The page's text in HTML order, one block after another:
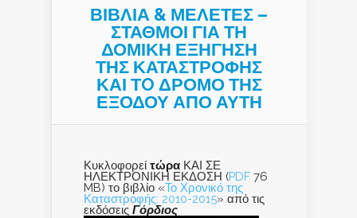
ΒΙΒΛΙΑ & ΜΕΛΕΤΕΣ –
ΣΤΑΘΜΟΙ ΓΙΑ ΤΗ
ΔΟΜΙΚΗ ΕΞΗΓΗΣΗ
ΤΗΣ ΚΑΤΑΣΤΡΟΦΗΣ
ΚΑΙ ΤO ΔΡΟΜΟ ΤΗΣ
ΕΞΟΔΟΥ ΑΠΟ ΑΥΤΗ
Κυκλοφορεί τώρα ΚΑΙ ΣΕ
ΗΛΕΚΤΡΟΝΙΚΗ ΕΚΔΟΣΗ (PDF 76
MB) το βιβλίο «Το Χρονικό της
Καταστροφής: 2010-2015» από τις
εκδόσεις Γόρδιος